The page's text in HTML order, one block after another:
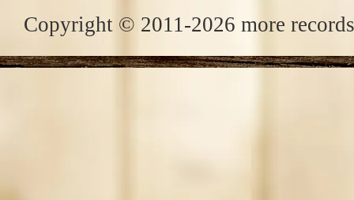
Copyright © 2011-2026 more